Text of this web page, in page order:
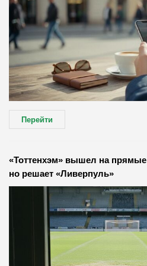
Перейти
«Тоттенхэм» вышел на
но решает «Ливерпуль»